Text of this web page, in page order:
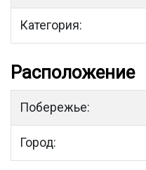
Категория:
Расположение
Побережье:
Город: